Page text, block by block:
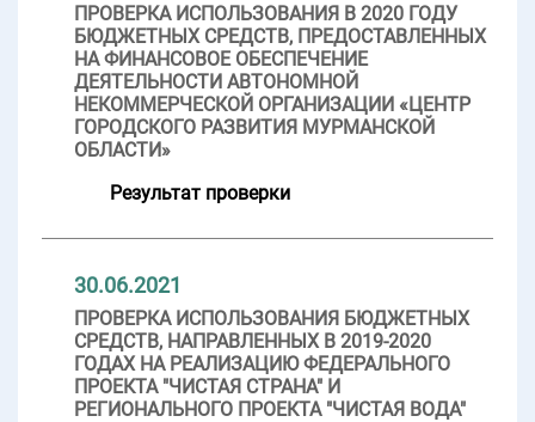
ПРОВЕРКА ИСПОЛЬЗОВАНИЯ В 2020 ГОДУ
БЮДЖЕТНЫХ СРЕДСТВ, ПРЕДОСТАВЛЕННЫХ
НА ФИНАНСОВОЕ ОБЕСПЕЧЕНИЕ
ДЕЯТЕЛЬНОСТИ АВТОНОМНОЙ
НЕКОММЕРЧЕСКОЙ ОРГАНИЗАЦИИ «ЦЕНТР
ГОРОДСКОГО РАЗВИТИЯ МУРМАНСКОЙ
ОБЛАСТИ»
Результат проверки
30.06.2021
ПРОВЕРКА ИСПОЛЬЗОВАНИЯ БЮДЖЕТНЫХ
СРЕДСТВ, НАПРАВЛЕННЫХ В 2019-2020
ГОДАХ НА РЕАЛИЗАЦИЮ ФЕДЕРАЛЬНОГО
ПРОЕКТА "ЧИСТАЯ СТРАНА" И
РЕГИОНАЛЬНОГО ПРОЕКТА "ЧИСТАЯ ВОДА"